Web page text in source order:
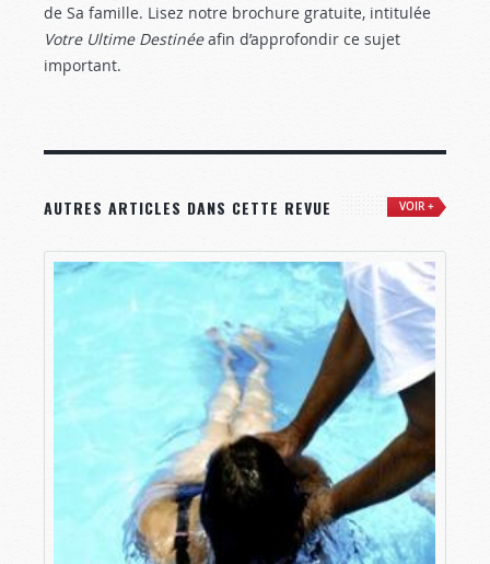
de Sa famille. Lisez notre brochure gratuite, intitulée
Votre Ultime Destinéeafin d’approfondir ce sujet
important.
AUTRES ARTICLES DANS CETTE REVUE VOIR +